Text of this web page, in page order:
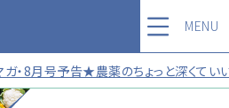
・8月号予告★農薬のちょっと深く
MENU